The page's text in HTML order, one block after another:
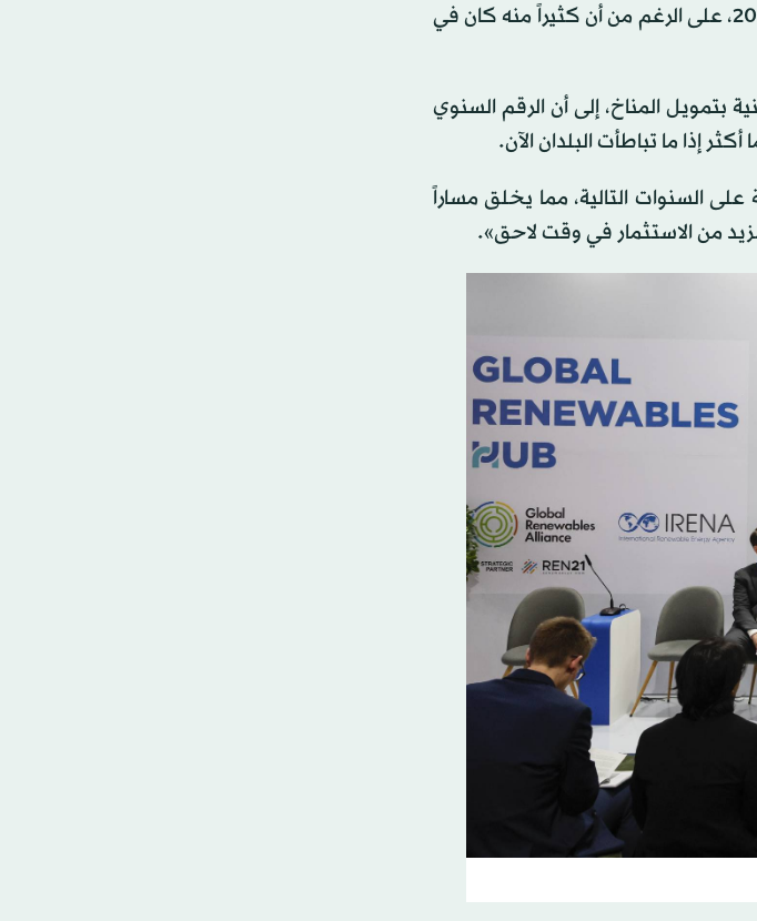
سنوياً، الذي ينتهي في عام 2025، تم تحقيقه بعد عامين من الموعد المحدد في عام 2022، على الرغم من أن كثيراً منه كان في
بتمويل المناخ، إلى أن الرقم السنوي
سوف يفرض ضغوطاً إضافية على السنوات التالية، مما يخلق مساراً
مزيد من الاستثمار في وقت لاحق».